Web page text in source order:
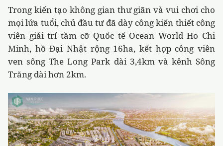
Trong kiến tạo không gian thư giãn và vui chơi cho
mọi lứa tuổi, chủ đầu tư đã dày công kiến thiết công
viên giải trí tầm cỡ Quốc tế Ocean World Ho Chi
Minh, hồ Đại Nhật rộng 16ha, kết hợp công viên
ven sông The Long Park dài 3,4km và kênh Sông
Trăng dài hơn 2km.